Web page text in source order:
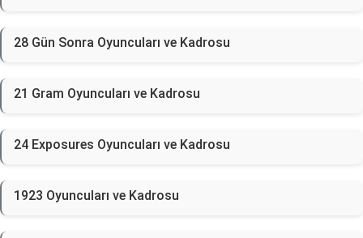
28 Gün Sonra Oyuncuları ve Kadrosu
21 Gram Oyuncuları ve Kadrosu
24 Exposures Oyuncuları ve Kadrosu
1923 Oyuncuları ve Kadrosu